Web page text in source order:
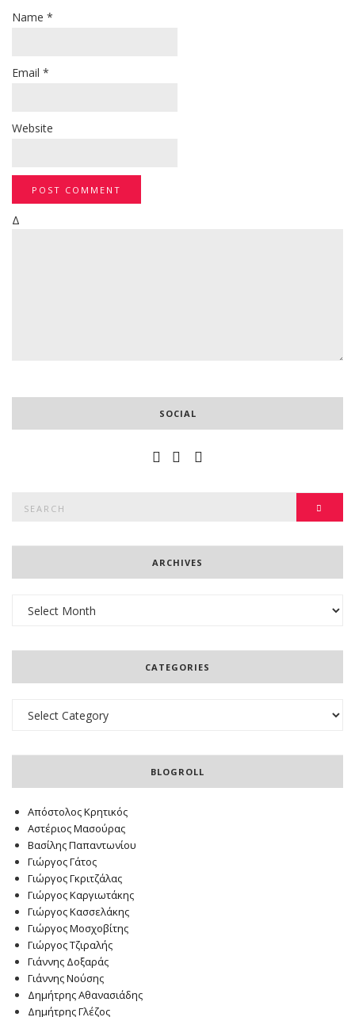
Name *
Email *
Website
Δ
SOCIAL
for:
ARCHIVES
CATEGORIES
BLOGROLL
Απόστολος Κρητικός
Αστέριος Μασούρας
Βασίλης Παπαντωνίου
Γιώργος Γάτος
Γιώργος Γκριτζάλας
Γιώργος Καργιωτάκης
Γιώργος Κασσελάκης
Γιώργος Μοσχοβίτης
Γιώργος Τζιραλής
Γιάννης Δοξαράς
Γιάννης Νούσης
Δημήτρης Αθανασιάδης
Δημήτρης Γλέζος